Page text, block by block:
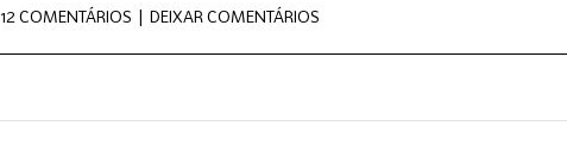
12 COMENTÁRIOS | DEIXAR COMENTÁRIOS